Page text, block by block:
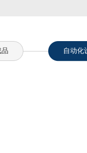
自动化